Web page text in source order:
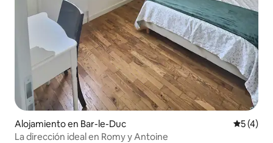
Alojamiento en Bar-le-Duc
5 (4)
La dirección ideal en Romy y Antoine